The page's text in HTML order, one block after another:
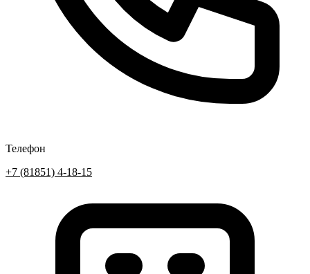
Телефон
+7 (81851) 4-18-15